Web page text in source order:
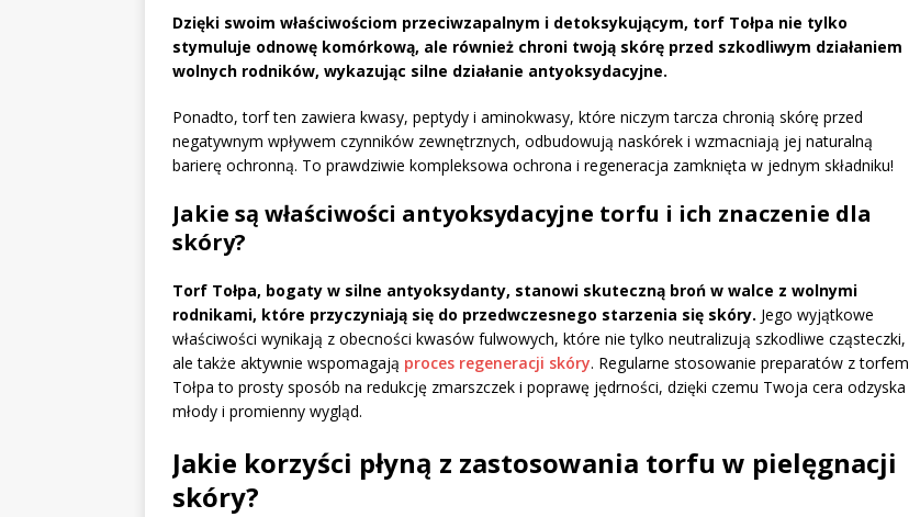
Dzięki swoim właściwościom przeciwzapalnym i detoksykującym, torf Tołpa nie tylko
stymuluje odnowę komórkową, ale również chroni twoją skórę przed szkodliwym działaniem
wolnych rodników, wykazując silne działanie antyoksydacyjne.
Ponadto, torf ten zawiera kwasy, peptydy i aminokwasy, które niczym tarcza chronią skórę przed
negatywnym wpływem czynników zewnętrznych, odbudowują naskórek i wzmacniają jej naturalną
barierę ochronną. To prawdziwie kompleksowa ochrona i regeneracja zamknięta w jednym składniku!
Jakie są właściwości antyoksydacyjne torfu i ich znaczenie dla
skóry?
Torf Tołpa, bogaty w silne antyoksydanty, stanowi skuteczną broń w walce z wolnymi
rodnikami, które przyczyniają się do przedwczesnego starzenia się skóry. Jego wyjątkowe
właściwości wynikają z obecności kwasów fulwowych, które nie tylko neutralizują szkodliwe cząsteczki,
ale także aktywnie wspomagają proces regeneracji skóry. Regularne stosowanie preparatów z torfem
Tołpa to prosty sposób na redukcję zmarszczek i poprawę jędrności, dzięki czemu Twoja cera odzyska
młody i promienny wygląd.
Jakie korzyści płyną z zastosowania torfu w pielęgnacji
skóry?